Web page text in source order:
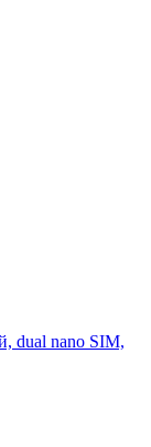
dual nano SIM,